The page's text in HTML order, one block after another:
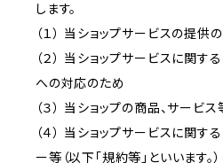
します。
（１） 当ショップサービスの提供
（２） 当ショップサービスに関す
への対応のため
（３） 当ショップの商品、サービ
（４） 当ショップサービスに関す
ー等（以下「規約等」といいます